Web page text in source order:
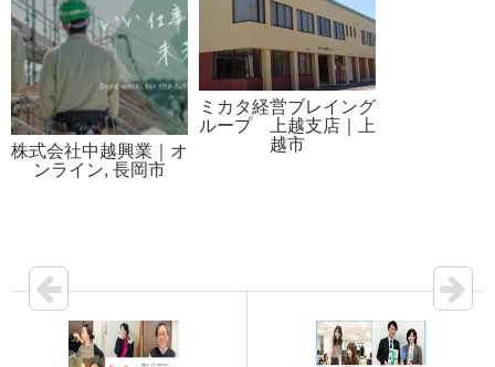
株式会社中越興業｜オ
ンライン, 長岡市
ミカタ経営ブレイング
ループ 上越支店｜上
越市